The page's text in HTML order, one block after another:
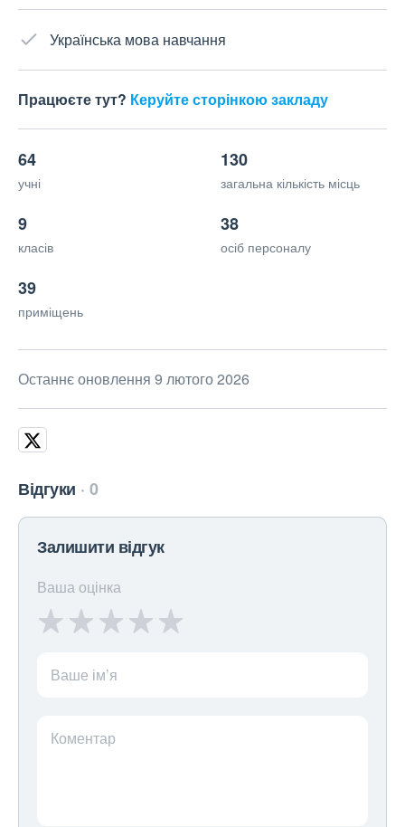
Українська мова навчання
Працюєте тут? Керуйте сторінкою закладу
64
учні
130
загальна кількість місць
9
класів
38
осіб персоналу
39
приміщень
Останнє оновлення 9 лютого 2026
Відгуки 0
Залишити відгук
Ваша оцінка
Ваше ім’я
Коментар